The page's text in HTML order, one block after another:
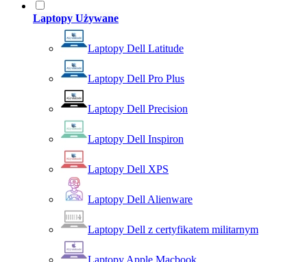
Laptopy Używane
Laptopy Dell Latitude
Laptopy Dell Pro Plus
Laptopy Dell Precision
Laptopy Dell Inspiron
Laptopy Dell XPS
Laptopy Dell Alienware
Laptopy Dell z certyfikatem militarnym
Laptopy Apple Macbook